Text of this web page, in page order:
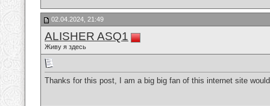
02.04.2024, 21:49
ALISHER ASQ1
Живу я здесь
Thanks for this post, I am a big big fan of this internet site